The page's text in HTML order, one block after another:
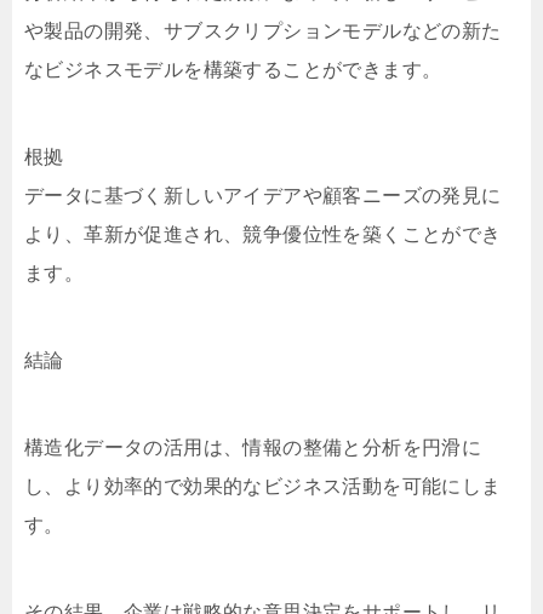
や製品の開発、サブスクリプションモデルなどの新た
なビジネスモデルを構築することができます。
根拠
データに基づく新しいアイデアや顧客ニーズの発見に
より、革新が促進され、競争優位性を築くことができ
ます。
結論
構造化データの活用は、情報の整備と分析を円滑に
し、より効率的で効果的なビジネス活動を可能にしま
す。